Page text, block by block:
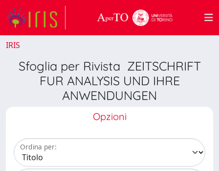
IRIS
Sfoglia per Rivista ZEITSCHRIFT
FUR ANALYSIS UND IHRE
ANWENDUNGEN
Opzioni
Ordina per: